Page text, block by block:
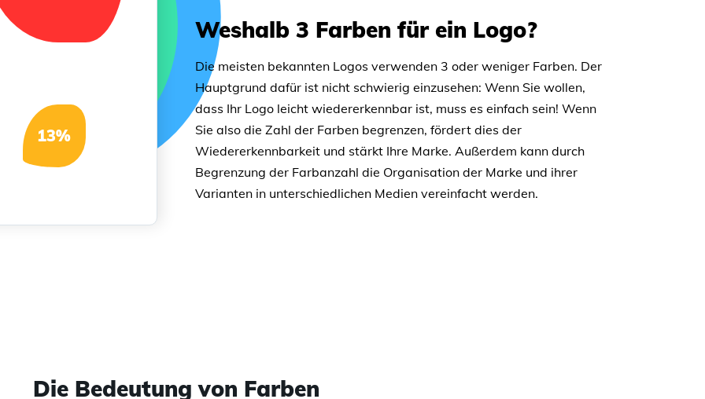
13%
Weshalb 3 Farben für ein Logo?
Die meisten bekannten Logos verwenden 3 oder weniger Farben. Der
Hauptgrund dafür ist nicht schwierig einzusehen: Wenn Sie wollen,
dass Ihr Logo leicht wiedererkennbar ist, muss es einfach sein! Wenn
Sie also die Zahl der Farben begrenzen, fördert dies der
Wiedererkennbarkeit und stärkt Ihre Marke. Außerdem kann durch
Begrenzung der Farbanzahl die Organisation der Marke und ihrer
Varianten in unterschiedlichen Medien vereinfacht werden.
Die Bedeutung von Farben